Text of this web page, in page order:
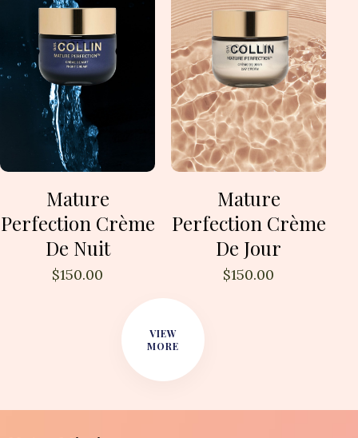
Mature
Perfection Crème
De Nuit
$150.00
Mature
Perfection Crème
De Jour
$150.00
VIEW
MORE